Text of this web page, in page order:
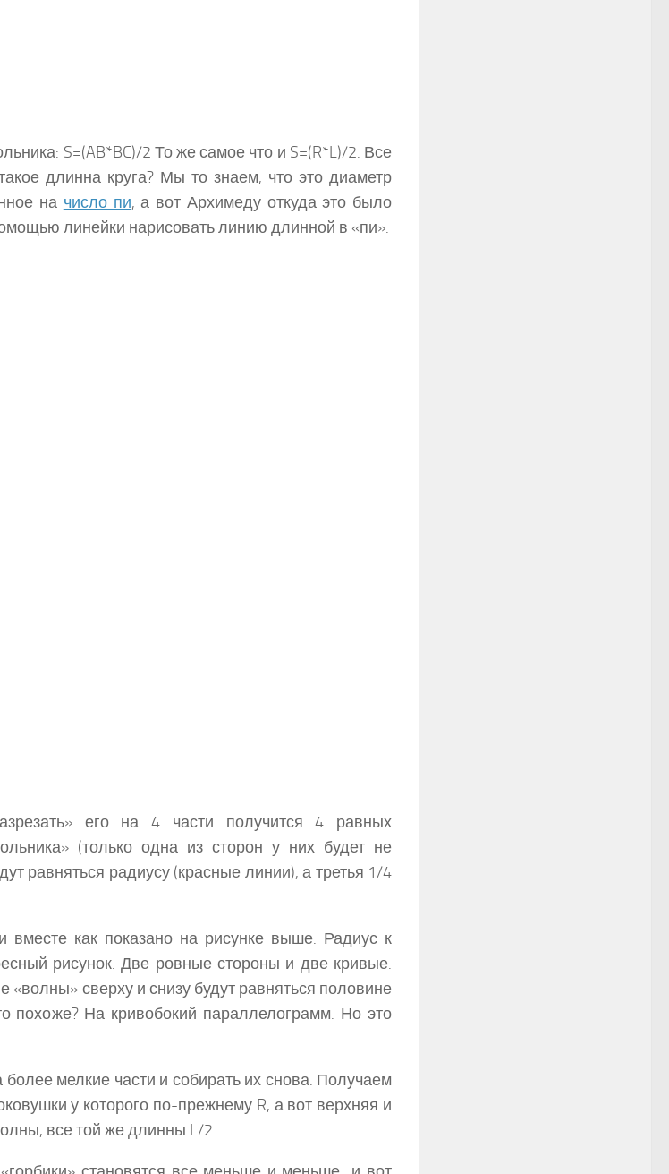
S=(AB*BC)/2 То же самое что и S=(R*L)/2. Все
длинна круга? Мы то знаем, что это диаметр
на число пи, а вот Архимеду откуда это было
линейки нарисовать линию длинной в «пи».
его на 4 части получится 4 равных
(только одна из сторон у них будет не
равняться радиусу (красные линии), а третья 1/4
вместе как показано на рисунке выше. Радиус к
рисунок. Две ровные стороны и две кривые.
сверху и снизу будут равняться половине
похоже? На кривобокий параллелограмм. Но это
более мелкие части и собирать их снова. Получаем
у которого по-прежнему R, а вот верхняя и
все той же длинны L/2.